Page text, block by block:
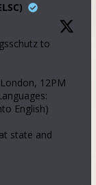
to
12PM
English)
state and